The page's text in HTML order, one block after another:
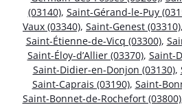
(03140), Saint-Gérand-le-Puy
Vaux (03340), Saint-Genest (03310),
Saint-Étienne-de-Vicq (03300),
Saint-Éloy-d’Allier (03370), Saint-
Saint-Didier-en-Donjon (03130),
Saint-Caprais (03190), Saint-
Saint-Bonnet-de-Rochefort (03800)